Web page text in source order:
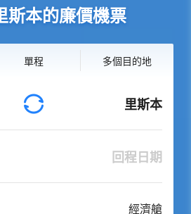
斯本的廉價機票
單程 多個目的地
里斯本
回程日期
經濟艙